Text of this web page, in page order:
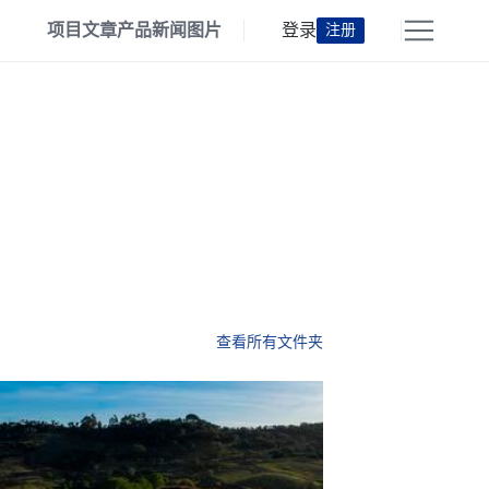
项目文章产品新闻 图片 登录 注册
查看所有文件夹